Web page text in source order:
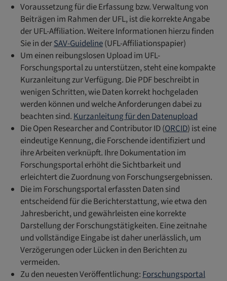
Voraussetzung für die Erfassung bzw. Verwaltung von
Beiträgen im Rahmen der UFL, ist die korrekte Angabe
der UFL-Affiliation. Weitere Informationen hierzu finden
Sie in derSAV-Guideline(UFL-Affiliationspapier)
Um einen reibungslosen Upload im UFL-
Forschungsportal zu unterstützen, steht eine kompakte
Kurzanleitung zur Verfügung. Die PDF beschreibt in
wenigen Schritten, wie Daten korrekt hochgeladen
werden können und welche Anforderungen dabei zu
beachten sind.Kurzanleitung für den Datenupload
Die Open Researcher and Contributor ID (ORCID) ist eine
eindeutige Kennung, die Forschende identifiziert und
ihre Arbeiten verknüpft. Ihre Dokumentation im
Forschungsportal erhöht die Sichtbarkeit und
erleichtert die Zuordnung von Forschungsergebnissen.
Die im Forschungsportal erfassten Daten sind
entscheidend für die Berichterstattung, wie etwa den
Jahresbericht, und gewährleisten eine korrekte
Darstellung der Forschungstätigkeiten. Eine zeitnahe
und vollständige Eingabe ist daher unerlässlich, um
Verzögerungen oder Lücken in den Berichten zu
vermeiden.
Zu den neuesten Veröffentlichung:Forschungsportal